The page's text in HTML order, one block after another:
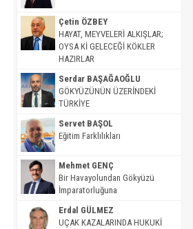
Çetin ÖZBEY
HAYAT, MEYVELERİ ALKIŞLAR;
OYSA Kİ GELECEĞİ KÖKLER
HAZIRLAR
Serdar BAŞAĞAOĞLU
GÖKYÜZÜNÜN ÜZERİNDEKİ
TÜRKİYE
Servet BAŞOL
Eğitim Farklılıkları
Mehmet GENÇ
Bir Havayolundan Gökyüzü
İmparatorluğuna
Erdal GÜLMEZ
UÇAK KAZALARINDA HUKUKİ